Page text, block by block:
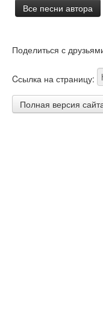
Все песни автора
Поделиться с
Cсылка на страницу:
Полная версия